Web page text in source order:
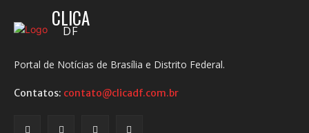
CLICA
DF
Portal de Notícias de Brasília e Distrito Federal.
Contatos: contato@clicadf.com.br